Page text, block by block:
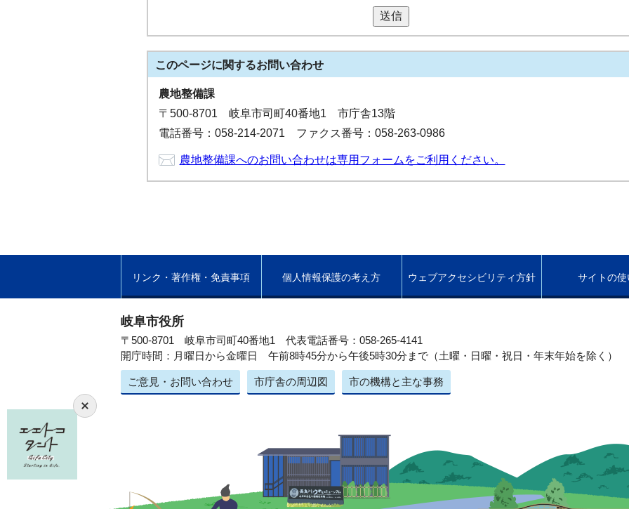
送信
このページに関するお問い合わせ
農地整備課
〒500-8701 岐阜市司町40番地1 市庁舎13階
電話番号：058-214-2071 ファクス番号：058-263-0986
農地整備課へのお問い合わせは専用フォームをご利用ください。
リンク・著作権・免責事項 個人情報保護の考え方 ウェブアクセシビリティ方針 サイトの使
岐阜市役所
〒500-8701 岐阜市司町40番地1 代表電話番号：058-265-4141
開庁時間：月曜日から金曜日 午前8時45分から午後5時30分まで（土曜・日曜・祝日・年末年始を除く）
ご意見・お問い合わせ 市庁舎の周辺図 市の機構と主な事務